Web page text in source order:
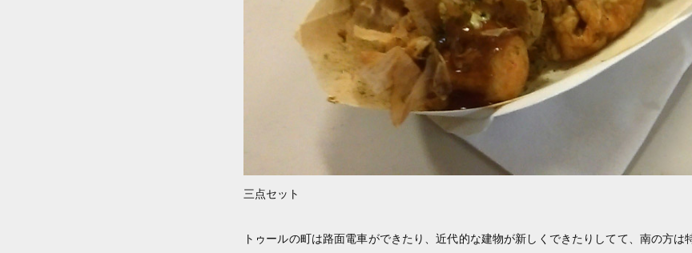
三点セット
トゥールの町は路面電車ができたり、近代的な建物が新しくできたりしてて、南の方は